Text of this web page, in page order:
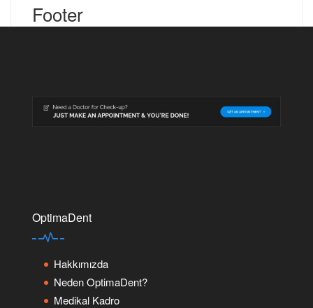
Footer
OptimaDent
Hakkımızda
Neden OptimaDent?
Medikal Kadro